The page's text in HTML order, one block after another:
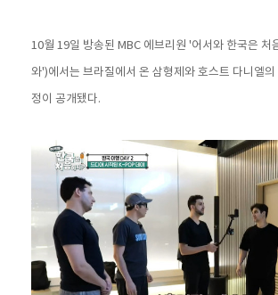
10월 19일 방송된 MBC 에브리원 '어서와 한국은 처
와')에서는 브라질에서 온 삼형제와 호스트 다니엘의
정이 공개됐다.